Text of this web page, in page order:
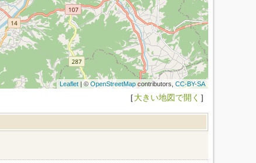
Leaflet| ©OpenStreetMapcontributors, CC-BY-SA
［大きい地図で開く ］